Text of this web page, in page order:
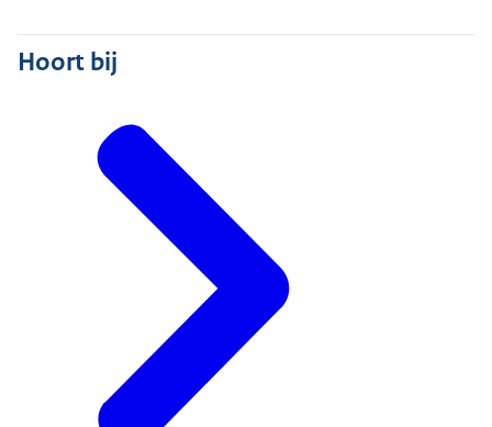
Hoort bij